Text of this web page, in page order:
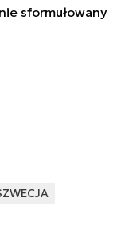
sformułowany